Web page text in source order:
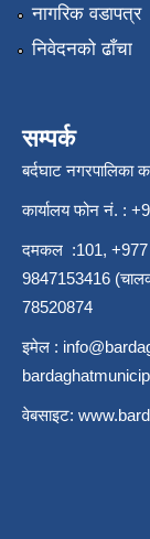
नागरिक वडापत्र
निवेदनको ढाँचा
सम्पर्क
बर्दघाट नगरपालिका
कार्यालय फोन नं. :
दमकल :101, +977
9847153416
78520874
इमेल :
वेबसाइट: